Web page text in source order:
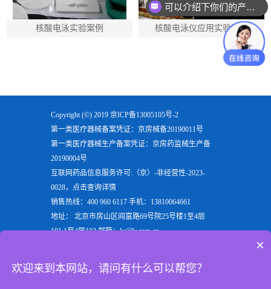
核酸电泳实验案例 核酸电泳仪应用实验案例
Copyright (©) 2019 京ICP备13005105号-2
第一类医疗器械备案凭证：京房械备20190011号
第一类医疗器械生产备案凭证：京房药监械生产备
20190004号
互联网药品信息服务许可:（京）-非经营性-2023-
0028，点击查询详情
销售热线：400 960 6117 手机：13810064661
地址： 北京市房山区阎富路69号院25号楼1至4层
101,1至4层102 邮箱：ly@ly.com.cn
仪
等实验室用检验分析产品，是电泳槽装置行业的重
×
欢迎来到本网站，请问有什么可以帮您？